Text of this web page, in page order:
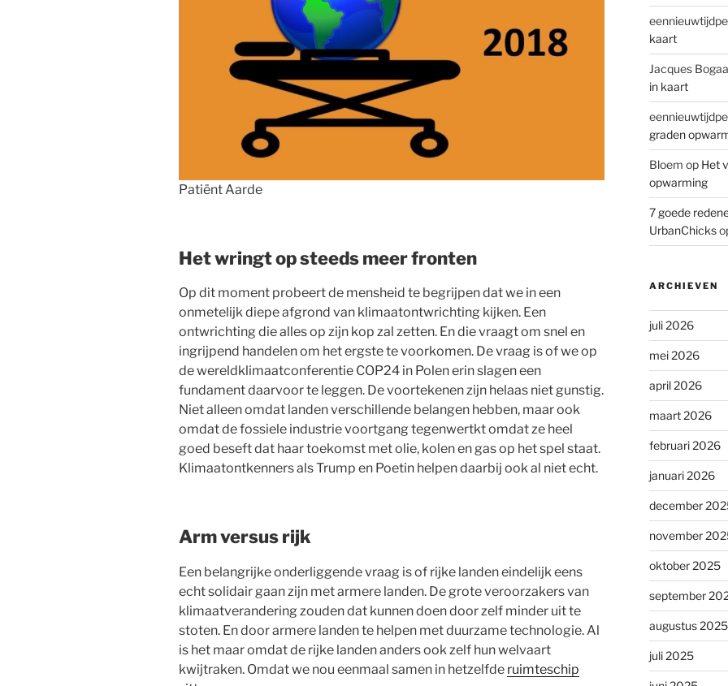
Patiënt Aarde
Het wringt op steeds meer fronten
Op dit moment probeert de mensheid te begrijpen dat we in een
onmetelijk diepe afgrond van klimaatontwrichting kijken. Een
ontwrichting die alles op zijn kop zal zetten. En die vraagt om snel en
ingrijpend handelen om het ergste te voorkomen. De vraag is of we op
de wereldklimaatconferentie COP24 in Polen erin slagen een
fundament daarvoor te leggen. De voortekenen zijn helaas niet gunstig.
Niet alleen omdat landen verschillende belangen hebben, maar ook
omdat de fossiele industrie voortgang tegenwertkt omdat ze heel
goed beseft dat haar toekomst met olie, kolen en gas op het spel staat.
Klimaatontkenners als Trump en Poetin helpen daarbij ook al niet echt.
Arm versus rijk
Een belangrijke onderliggende vraag is of rijke landen eindelijk eens
echt solidair gaan zijn met armere landen. De grote veroorzakers van
klimaatverandering zouden dat kunnen doen door zelf minder uit te
stoten. En door armere landen te helpen met duurzame technologie. Al
is het maar omdat de rijke landen anders ook zelf hun welvaart
kwijtraken. Omdat we nou eenmaal samen in hetzelfde ruimteschip
kaart
Jacques
in kaart
graden
Bloem op Het
opwarming
7 goede
UrbanChicks
ARCHIEVEN
juli 2026
mei 2026
april 2026
maart 2026
februari 2026
januari 2026
december
november
oktober 2025
september
augustus 2025
juli 2025